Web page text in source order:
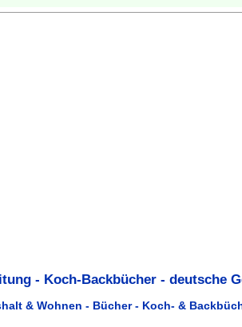
- Koch-Backbücher - deutsche
& Wohnen - Bücher - Koch- &